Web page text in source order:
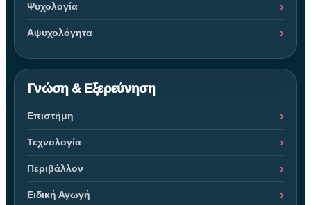
Ψυχολογία
Αψυχολόγητα
Γνώση & Εξερεύνηση
Επιστήμη
Τεχνολογία
Περιβάλλον
Ειδική Αγωγή